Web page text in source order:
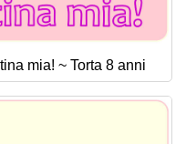
mia! ~ Torta 8 anni